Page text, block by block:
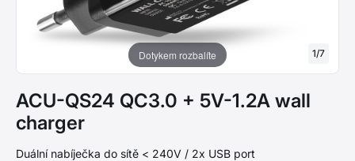
Dotykem rozbalíte 1/7
ACU-QS24 QC3.0 + 5V-1.2A wall
charger
Duální nabíječka do sítě < 240V / 2x USB port